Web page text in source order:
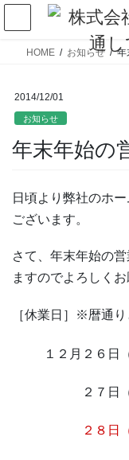
HOME お知らせ 年
2014/12/01
お知らせ
年末年始の
日頃より弊社のホ
ございます。
さて、年末年始の
ますのでよろしくお
［休業日］※暦通り
１２月２６日
２７日（
２８日（